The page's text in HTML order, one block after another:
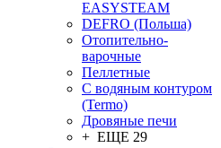
EASYSTEAM
DEFRO (Польша)
Отопительно-
варочные
Пеллетные
С водяным контуром
(Termo)
Дровяные печи
+ ЕЩЕ 29